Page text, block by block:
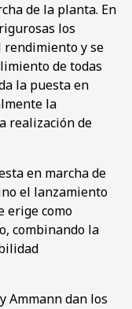
de la planta. En
los
rendimiento y se
de todas
la puesta en
la
realización de
en marcha de
el lanzamiento
erige como
combinando la
Ammann dan los